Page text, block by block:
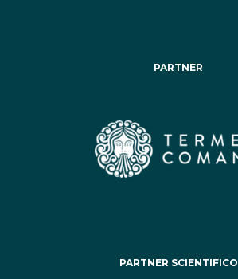
PARTNER
PARTNER SCIENTIFICO